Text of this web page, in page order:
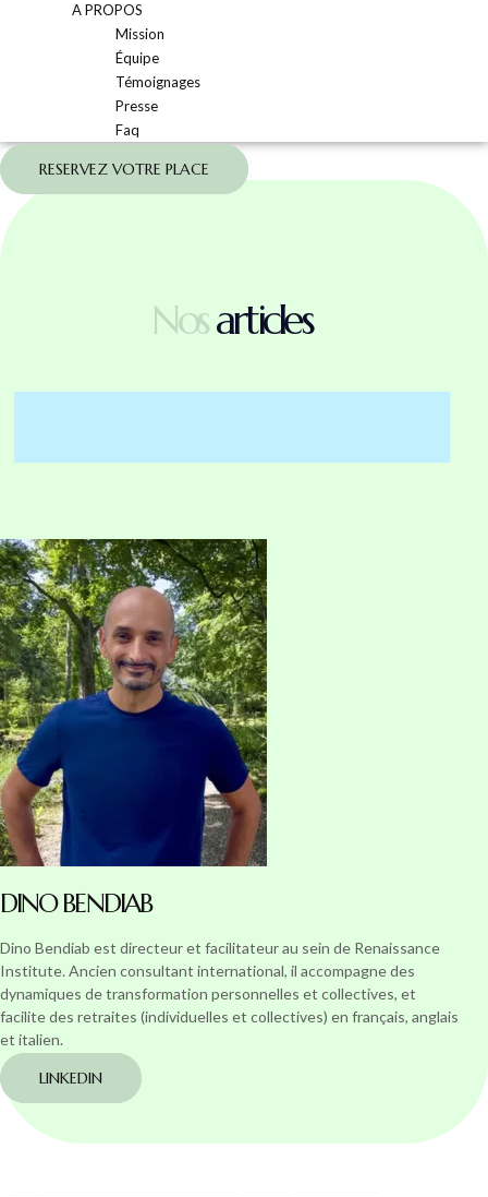
A PROPOS
Mission
Équipe
Témoignages
Presse
Faq
RESERVEZ VOTRE PLACE
Nosarticles
DINO BENDIAB
Dino Bendiab est directeur et facilitateur au sein de Renaissance
Institute. Ancien consultant international, il accompagne des
dynamiques de transformation personnelles et collectives, et
facilite des retraites (individuelles et collectives) en français, anglais
et italien.
LINKEDIN